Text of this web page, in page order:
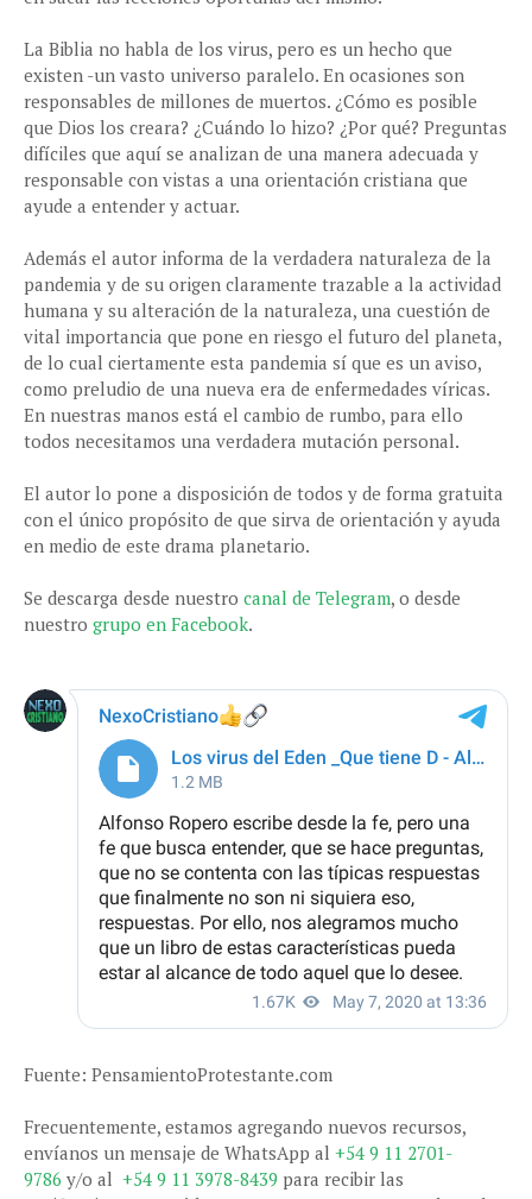
La Biblia no habla de los virus, pero es un hecho que
existen -un vasto universo paralelo. En ocasiones son
responsables de millones de muertos. ¿Cómo es posible
que Dios los creara? ¿Cuándo lo hizo? ¿Por qué? Preguntas
difíciles que aquí se analizan de una manera adecuada y
responsable con vistas a una orientación cristiana que
ayude a entender y actuar.
Además el autor informa de la verdadera naturaleza de la
pandemia y de su origen claramente trazable a la actividad
humana y su alteración de la naturaleza, una cuestión de
vital importancia que pone en riesgo el futuro del planeta,
de lo cual ciertamente esta pandemia sí que es un aviso,
como preludio de una nueva era de enfermedades víricas.
En nuestras manos está el cambio de rumbo, para ello
todos necesitamos una verdadera mutación personal.
El autor lo pone a disposición de todos y de forma gratuita
con el único propósito de que sirva de orientación y ayuda
en medio de este drama planetario.
Se descarga desde nuestro canal de Telegram, o desde
nuestro grupo en Facebook.
Fuente: PensamientoProtestante.com
Frecuentemente, estamos agregando nuevos recursos,
envíanos un mensaje de WhatsApp al +54 9 11 2701-
9786 y/o al +54 9 11 3978-8439 para recibir las